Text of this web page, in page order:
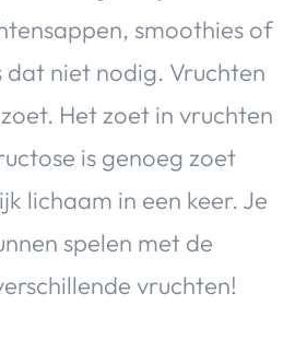
smoothies of
dat niet nodig. Vruchten
Het zoet in vruchten
is genoeg zoet
lichaam in een keer. Je
spelen met de
vruchten!